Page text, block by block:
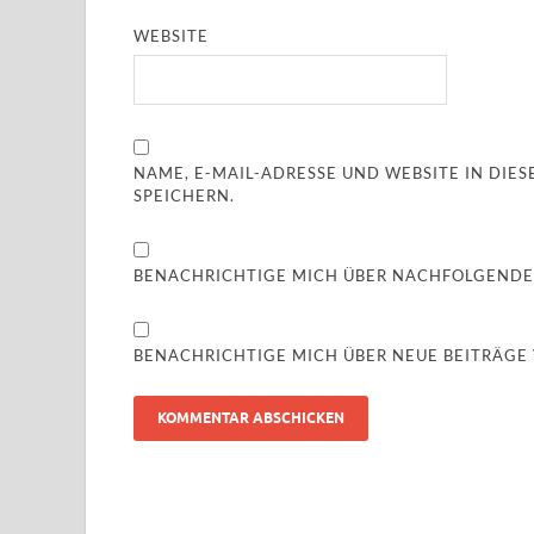
WEBSITE
NAME, E-MAIL-ADRESSE UND WEBSITE IN
SPEICHERN.
BENACHRICHTIGE MICH ÜBER
BENACHRICHTIGE MICH ÜBER NEUE